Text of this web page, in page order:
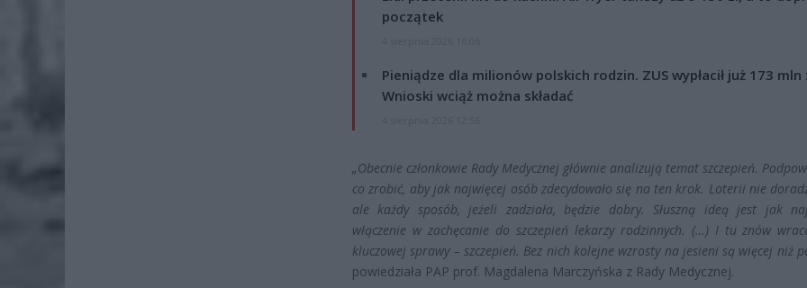
początek
Pieniądze dla milionów polskich rodzin. ZUS wypłacił już 173 mln
Wnioski wciąż można składać
„Obecnie członkowie Rady Medycznej głównie analizują temat szczepień.
co zrobić, aby jak najwięcej osób zdecydowało się na ten krok. Loterii nie
ale każdy sposób, jeżeli zadziała, będzie dobry. Słuszną ideą jest jak
włączenie w zachęcanie do szczepień lekarzy rodzinnych. (…) I tu znów
kluczowej sprawy – szczepień. Bez nich kolejne wzrosty na jesieni są więcej niż
powiedziała PAP prof. Magdalena Marczyńska z Rady Medycznej.